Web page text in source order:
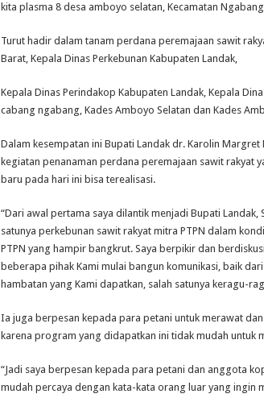
kita plasma 8 desa amboyo selatan, Kecamatan
Turut hadir dalam tanam perdana peremajaan sawit
Barat, Kepala Dinas Perkebunan Kabupaten Landak,
Kepala Dinas Perindakop Kabupaten Landak, Kepala
cabang ngabang, Kades Amboyo Selatan dan Kades
Dalam kesempatan ini Bupati Landak dr. Karolin
kegiatan penanaman perdana peremajaan sawit rakyat
baru pada hari ini bisa terealisasi.
“Dari awal pertama saya dilantik menjadi Bupati
satunya perkebunan sawit rakyat mitra PTPN dalam
PTPN yang hampir bangkrut. Saya berpikir dan
beberapa pihak Kami mulai bangun komunikasi, baik
hambatan yang Kami dapatkan, salah satunya keragu-
Ia juga berpesan kepada para petani untuk merawat
karena program yang didapatkan ini tidak mudah untuk
“Jadi saya berpesan kepada para petani dan anggota
mudah percaya dengan kata-kata orang luar yang ingin